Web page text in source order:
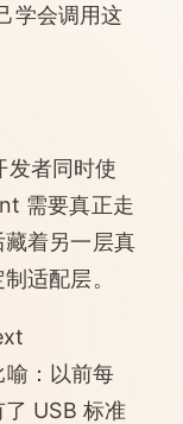
学会调用这
者同时使
需要真正走
藏着另一层真
适配层。
：以前每
USB 标准